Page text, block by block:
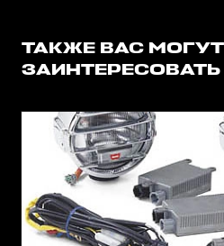
ТАКЖЕ ВАС МОГУТ
ЗАИНТЕРЕСОВАТЬ